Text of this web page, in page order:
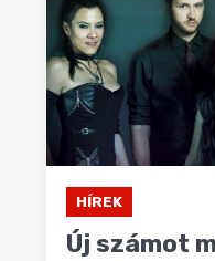
HÍREK
Új számot